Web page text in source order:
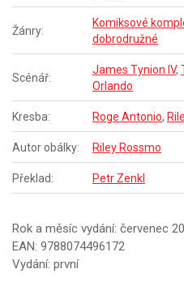
Žánry:
Komiksové
dobrodružné
Scénář:
James Tynion IV,
Orlando
Kresba: Roge Antonio,
Autor obálky: Riley Rossmo
Překlad: Petr Zenkl
Rok a měsíc vydání: červenec
EAN: 9788074496172
Vydání: první